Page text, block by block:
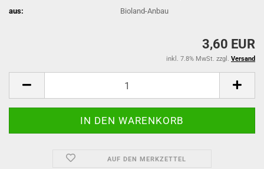
aus:
Bioland-Anbau
3,60 EUR
inkl. 7.8% MwSt. zzgl. Versand
AUF DEN MERKZETTEL